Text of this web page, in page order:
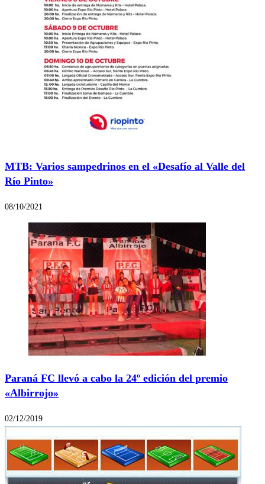
MTB: Varios sampedrinos en el «Desafío al Valle del
Río Pinto»
08/10/2021
Paraná FC llevó a cabo la 24º edición del premio
«Albirrojo»
02/12/2019